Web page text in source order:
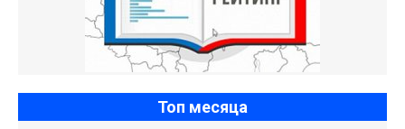
Топ месяца